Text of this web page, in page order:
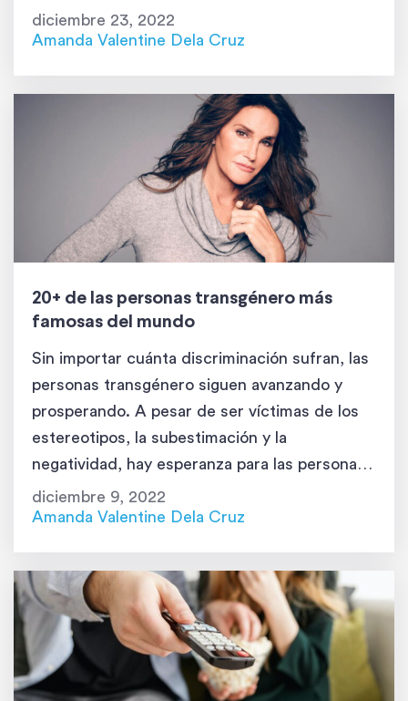
hablar sobre mi verdadera identidad de
género y sobre las primeras etapas que
diciembre 23, 2022
Amanda Valentine Dela Cruz
20+ de las personas transgénero más
famosas del mundo
Sin importar cuánta discriminación sufran, las
personas transgénero siguen avanzando y
prosperando. A pesar de ser víctimas de los
estereotipos, la subestimación y la
negatividad, hay esperanza para las personas
trans. Hoy, vas a leer sobre muchas personas
trans que son famosas. En la lista, no
importa cuál es […]
diciembre 9, 2022
Amanda Valentine Dela Cruz